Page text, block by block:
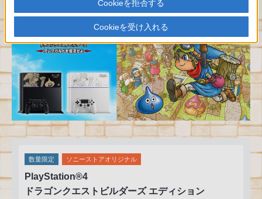
数量限定 ソニーストアオリジナル
PlayStation®4
ドラゴンクエストビルダーズ エディション
Cookieを拒否する
Cookieを受け入れる